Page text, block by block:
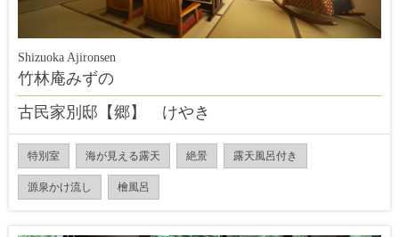
Shizuoka Ajironsen
竹林庵みずの
古民家別邸【郷】 けやき
特別室 海が見える露天 絶景 露天風呂付き
源泉かけ流し 檜風呂